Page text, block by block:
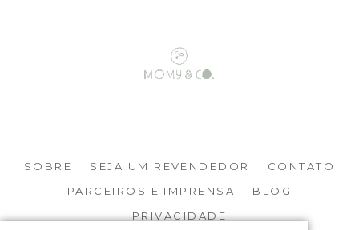
SOBRE SEJA UM REVENDEDOR
CONTATO
PARCEIROS E IMPRENSA
BLOG
PRIVACIDADE